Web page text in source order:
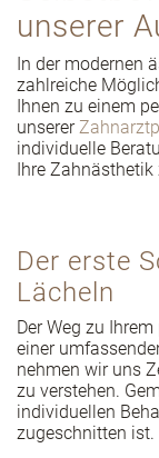
unserer
In der modernen
zahlreiche
Ihnen zu einem
unserer
individuelle
Ihre Zahnästhetik
Der erste
Lächeln
Der Weg zu
einer
nehmen wir uns
zu verstehen.
individuellen
zugeschnitten ist.